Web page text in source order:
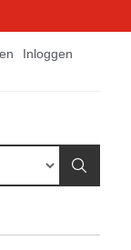
Inloggen